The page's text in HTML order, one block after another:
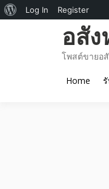
อสั
โพสต์ขายอ
Home
About
Log In Register